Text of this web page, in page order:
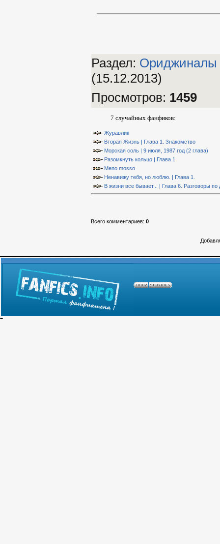
Раздел: Ориджиналы
(15.12.2013)
Просмотров: 1459
7 случайных фанфиков:
Журавлик
Вторая Жизнь | Глава 1. Знакомство
Морская соль | 9 июля, 1987 год (2 глава)
Разомкнуть кольцо | Глава 1.
Meno mosso
Ненавижу тебя, но люблю. | Глава 1.
В жизни все бывает... | Глава 6. Разговоры
Всего комментариев: 0